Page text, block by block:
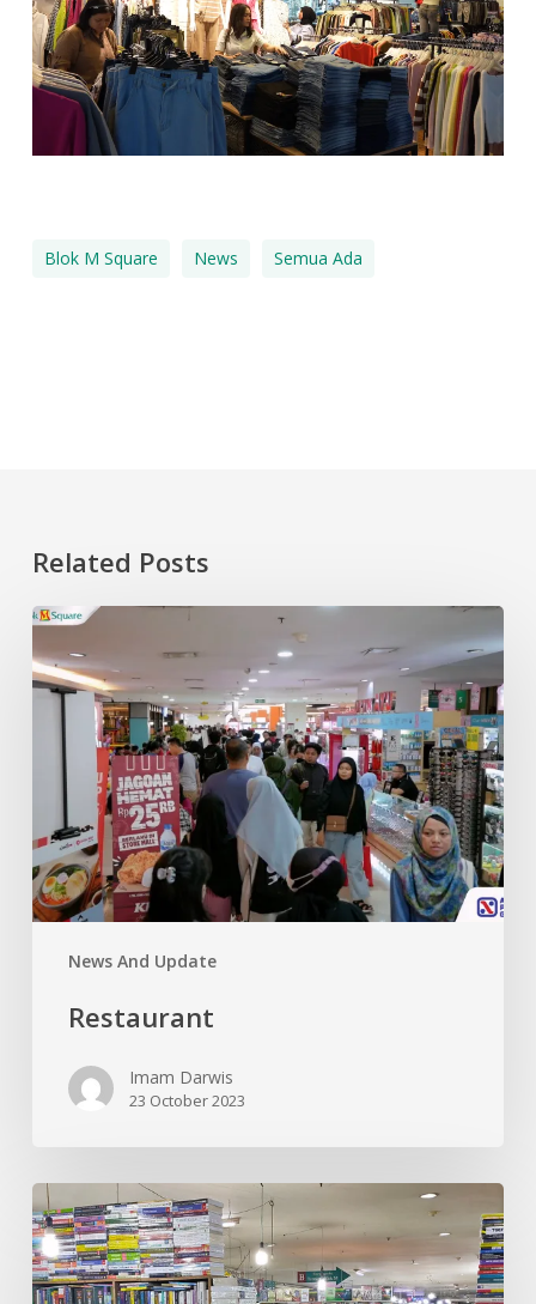
Blok M Square News Semua Ada
Related Posts
News And Update
Restaurant
Restaurant
Imam Darwis
23 October 2023
Bursa
Buku
Blok
M